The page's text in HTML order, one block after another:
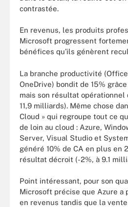
contrastée.
En revenus, les produits
Microsoft progressent
bénéfices qu’ils génèrent
La branche productivité
OneDrive) bondit de 15%
mais son résultat opérationnel
11,9 milliards). Même chose
Cloud » qui regroupe tout ce
de loin au cloud : Azure,
Server, Visual Studio et
généré 10% de CA en plus en
résultat décroit (-2%, à 9.1
Point intéressant, pour son
Microsoft précise que Azure a
en revenus tandis que la